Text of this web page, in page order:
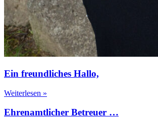
Ein freundliches Hallo,
Weiterlesen »
Ehrenamtlicher Betreuer …